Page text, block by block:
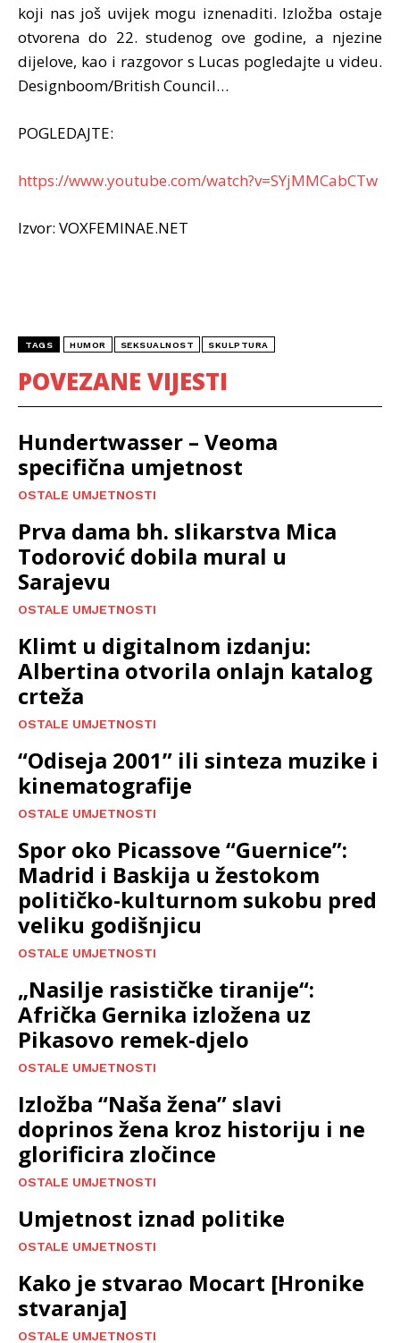
koji nas još uvijek mogu iznenaditi. Izložba ostaje
otvorena do 22. studenog ove godine, a njezine
dijelove, kao i razgovor s Lucas pogledajte u videu.
Designboom/British Council…
POGLEDAJTE:
https://www.youtube.com/watch?v=SYjMMCabCTw
Izvor: VOXFEMINAE.NET
TAGS HUMOR SEKSUALNOST SKULPTURA
POVEZANE VIJESTI
Hundertwasser – Veoma
specifična umjetnost
OSTALE UMJETNOSTI
Prva dama bh. slikarstva Mica
Todorović dobila mural u
Sarajevu
OSTALE UMJETNOSTI
Klimt u digitalnom izdanju:
Albertina otvorila onlajn katalog
crteža
OSTALE UMJETNOSTI
“Odiseja 2001” ili sinteza muzike i
kinematografije
OSTALE UMJETNOSTI
Spor oko Picassove “Guernice”:
Madrid i Baskija u žestokom
političko-kulturnom sukobu pred
veliku godišnjicu
OSTALE UMJETNOSTI
„Nasilje rasističke tiranije“:
Afrička Gernika izložena uz
Pikasovo remek-djelo
OSTALE UMJETNOSTI
Izložba “Naša žena” slavi
doprinos žena kroz historiju i ne
glorificira zločince
OSTALE UMJETNOSTI
Umjetnost iznad politike
OSTALE UMJETNOSTI
Kako je stvarao Mocart [Hronike
stvaranja]
OSTALE UMJETNOSTI